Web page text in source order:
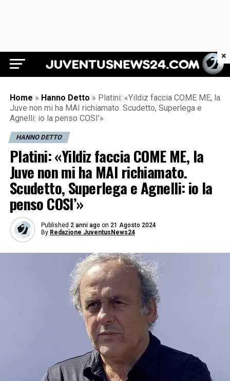
Juventus News 24
Home » Hanno Detto » Platini: «Yildiz faccia COME ME, la
Juve non mi ha MAI richiamato. Scudetto, Superlega e
Agnelli: io la penso COSI’»
HANNO DETTO
Platini: «Yildiz faccia COME ME, la
Juve non mi ha MAI richiamato.
Scudetto, Superlega e Agnelli: io la
penso COSI’»
Published 2 anni ago on 21 Agosto 2024
By Redazione JuventusNews24
×